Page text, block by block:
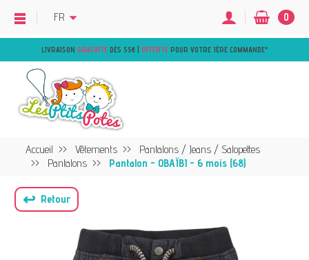
LIVRAISON GRATUITE DÈS 55€ | OFFERTE POUR VOTRE 1ÈRE COMMANDE*
FR 0
Accueil Vêtements
Pantalons / Jeans / Salopettes
Pantalons
Pantalon - OBAÏBI - 6 mois (68)
↩ Retour